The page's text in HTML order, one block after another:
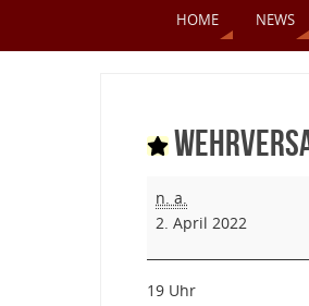
HOME NEWS
n. a.
2. April 2022
19 Uhr